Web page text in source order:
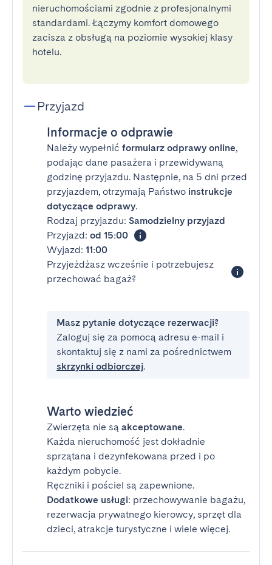
nieruchomościami zgodnie z profesjonalnymi
standardami. Łączymy komfort domowego
zacisza z obsługą na poziomie wysokiej klasy
hotelu.
Przyjazd
Informacje o odprawie
Należy wypełnić formularz odprawy online,
podając dane pasażera i przewidywaną
godzinę przyjazdu. Następnie, na 5 dni przed
przyjazdem, otrzymają Państwo instrukcje
dotyczące odprawy.
Rodzaj przyjazdu: Samodzielny przyjazd
Przyjazd: od 15:00
Wyjazd: 11:00
Przyjeżdżasz wcześnie i potrzebujesz
przechować bagaż?
Masz pytanie dotyczące rezerwacji?
Zaloguj się za pomocą adresu e-mail i
skontaktuj się z nami za pośrednictwem
skrzynki odbiorczej.
Warto wiedzieć
Zwierzęta nie są akceptowane.
Każda nieruchomość jest dokładnie
sprzątana i dezynfekowana przed i po
każdym pobycie.
Ręczniki i pościel są zapewnione.
Dodatkowe usługi: przechowywanie bagażu,
rezerwacja prywatnego kierowcy, sprzęt dla
dzieci, atrakcje turystyczne i wiele więcej.